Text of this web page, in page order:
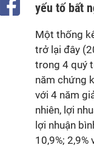
yếu tố bất
Một thống
trở lại đây
trong 4 quý
năm chứng
với 4 năm
nhiên, lợi
lợi nhuận
10,9%;